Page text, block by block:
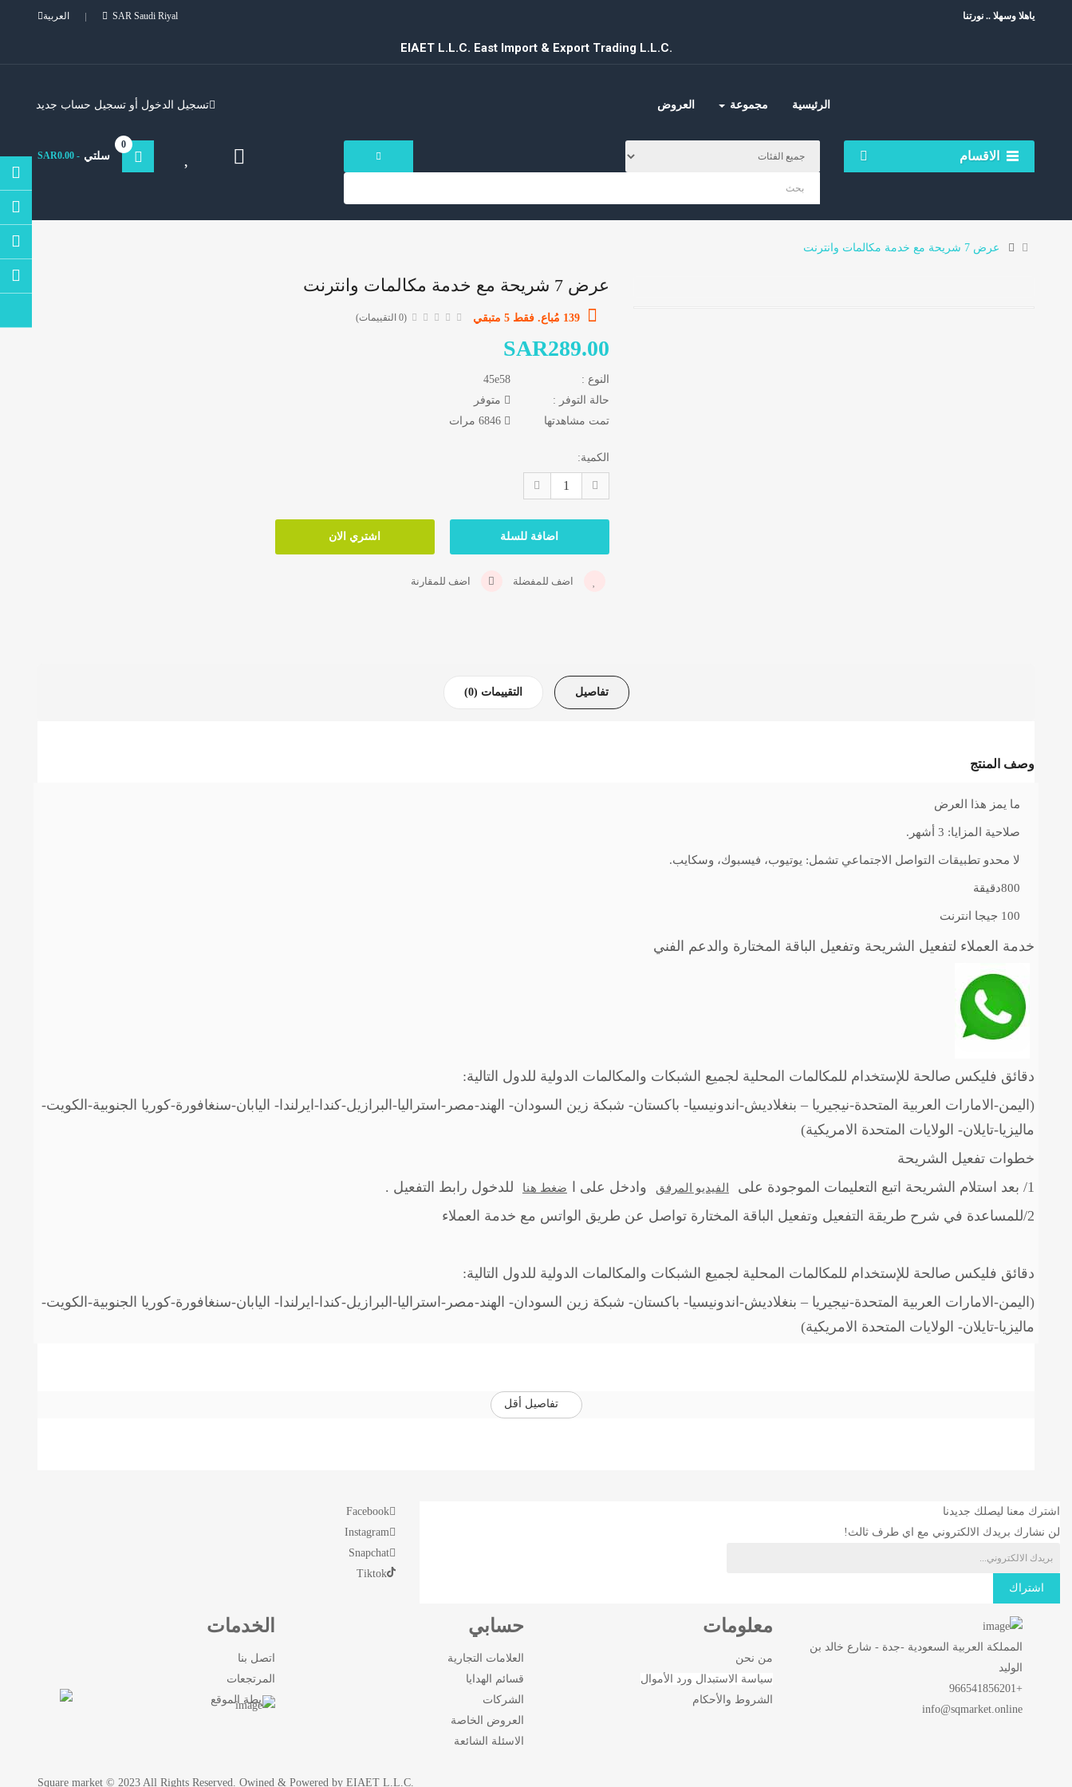
ياهلا وسهلا .. نورتنا SAR Saudi Riyal العربية
EIAET L.L.C. East Import & Export Trading L.L.C.
الرئيسية مجموعة العروض تسجيل الدخول أو تسجيل حساب جديد
الاقسام سلتي
0
- SAR0.00
عرض 7 شريحة مع خدمة مكالمات وانترنت
عرض 7 شريحة مع خدمة مكالمات وانترنت
(0 التقييمات) 139 مُباع. فقط 5 متبقي
SAR289.00
النوع :
45e58
حالة التوفر :
متوفر
تمت مشاهدتها
6846 مرات
الكمية:
اضف للمفضلة اضف للمقارنة
تفاصيل التقييمات (0)
وصف المنتج
ما يمز هذا العرض
صلاحية المزايا: 3 أشهر.
لا محدو تطبيقات التواصل الاجتماعي تشمل: يوتيوب، فيسبوك، وسكايب.
800دقيقة
100 جيجا انترنت
خدمة العملاء لتفعيل الشريحة وتفعيل الباقة المختارة والدعم الفني
دقائق فليكس صالحة للإستخدام للمكالمات المحلية لجميع الشبكات والمكالمات الدولية للدول التالية:
(اليمن-الامارات العربية المتحدة-نيجيريا – بنغلاديش-اندونيسيا- باكستان- شبكة زين السودان- الهند-مصر-استراليا-البرازيل-كندا-ايرلندا- اليابان-سنغافورة-كوريا الجنوبية-الكويت-
ماليزيا-تايلان- الولايات المتحدة الامريكية)
خطوات تفعيل الشريحة
1/ بعد استلام الشريحة اتبع التعليمات الموجودة على
الفيديو المرفق وادخل على ا ضغط هنا
للدخول رابط التفعيل .
2/للمساعدة في شرح طريقة التفعيل وتفعيل الباقة المختارة تواصل عن طريق الواتس مع خدمة العملاء
دقائق فليكس صالحة للإستخدام للمكالمات المحلية لجميع الشبكات والمكالمات الدولية للدول التالية:
(اليمن-الامارات العربية المتحدة-نيجيريا – بنغلاديش-اندونيسيا- باكستان- شبكة زين السودان- الهند-مصر-استراليا-البرازيل-كندا-ايرلندا- اليابان-سنغافورة-كوريا الجنوبية-الكويت-
ماليزيا-تايلان- الولايات المتحدة الامريكية)
تفاصيل أقل
اشترك معنا ليصلك جديدنا
لن نشارك بريدك الالكتروني مع اي طرف ثالث!
اشتراك
Facebook
Instagram
Snapchat
Tiktok
المملكة العربية السعودية -جدة - شارع خالد بن
الوليد
+966541856201
info@sqmarket.online
معلومات
من نحن
سياسة الاستبدال ورد الأموال
الشروط والأحكام
حسابي
العلامات التجارية
قسائم الهدايا
الشركات
العروض الخاصة
الاسئلة الشائعة
الخدمات
اتصل بنا
المرتجعات
خريطة الموقع
Square market © 2023 All Rights Reserved. Owined & Powered by EIAET L.L.C.